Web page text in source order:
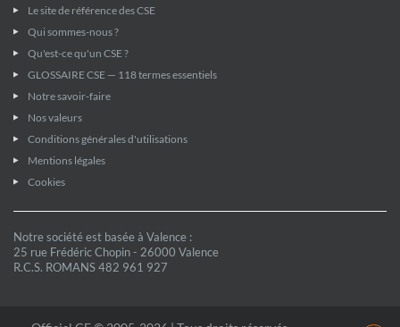
Le site de référence des CSE
Qui sommes-nous ?
Qu'est-ce qu'un CSE ?
GLOSSAIRE CSE — 118 termes essentiels
Notre savoir-faire
Nos valeurs
Conditions générales d'utilisations
Mentions légales
Cookies
Notre société est basée à Valence :
25 rue Frédéric Chopin - 26000 Valence
R.C.S. ROMANS 482 961 927